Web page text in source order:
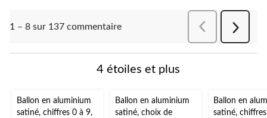
1 – 8 sur 137 commentaire
Suivant
4 étoiles et plus
Ballon en aluminium
satiné, chiffres 0 à 9,
Ballon en aluminium
satiné, choix de
Ballon en
satiné,